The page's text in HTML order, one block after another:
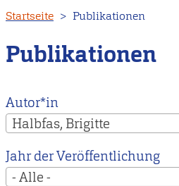
zum
Inhalt
Startseite Publikationen
Publikationen
Autor*in
Halbfas, Brigitte
Jahr der Veröffentlichung
- Alle -